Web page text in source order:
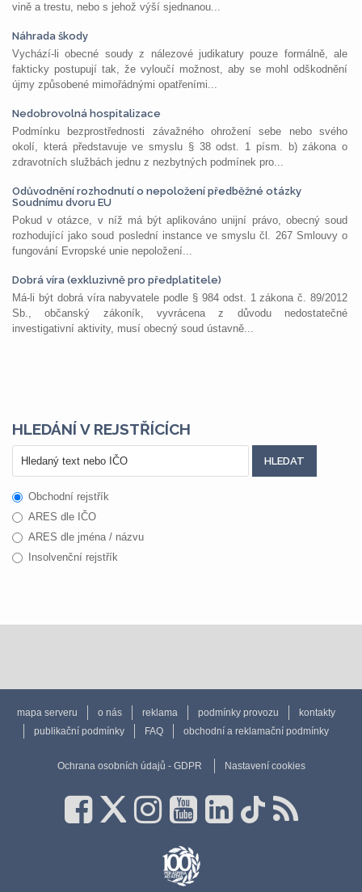
vině a trestu, nebo s jehož výší sjednanou...
Náhrada škody
Vychází-li obecné soudy z nálezové judikatury pouze formálně, ale
fakticky postupují tak, že vyloučí možnost, aby se mohl odškodnění
újmy způsobené mimořádnými opatřeními...
Nedobrovolná hospitalizace
Podmínku bezprostřednosti závažného ohrožení sebe nebo svého
okolí, která představuje ve smyslu § 38 odst. 1 písm. b) zákona o
zdravotních službách jednu z nezbytných podmínek pro...
Odůvodnění rozhodnutí o nepoložení předběžné otázky
Soudnímu dvoru EU
Pokud v otázce, v níž má být aplikováno unijní právo, obecný soud
rozhodující jako soud poslední instance ve smyslu čl. 267 Smlouvy o
fungování Evropské unie nepoložení...
Dobrá víra (exkluzivně pro předplatitele)
Má-li být dobrá víra nabyvatele podle § 984 odst. 1 zákona č. 89/2012
Sb., občanský zákoník, vyvrácena z důvodu nedostatečné
investigativní aktivity, musí obecný soud ústavně...
HLEDÁNÍ V REJSTŘÍCÍCH
Obchodní rejstřík
ARES dle IČO
ARES dle jména / názvu
Insolvenční rejstřík
mapa serveru o nás reklama podmínky provozu
kontakty
publikační podmínky
FAQ obchodní a reklamační podmínky
Ochrana osobních údajů - GDPR Nastavení cookies